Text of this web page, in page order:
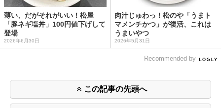
薄い、だがそれがいい！松屋
「豚ネギ塩丼」100円値下げして
登場
2026年6月30日
肉汁じゅわっ！松のや「うまト
マメンチかつ」が復活、これは
うまいやつ
2026年5月31日
Recommended by
この記事の先頭へ